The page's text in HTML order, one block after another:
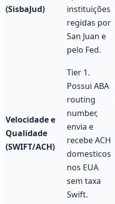
(SisbaJud)
instituições
regidas por
San Juan e
pelo Fed.
Velocidade e
Qualidade
(SWIFT/ACH)
Tier 1.
Possui ABA
routing
number,
envia e
recebe ACH
domesticos
nos EUA
sem taxa
Swift.